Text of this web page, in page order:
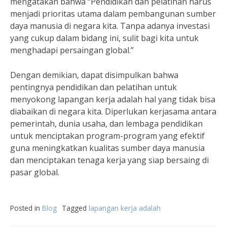
menjadi prioritas utama dalam pembangunan sumber
daya manusia di negara kita. Tanpa adanya investasi
yang cukup dalam bidang ini, sulit bagi kita untuk
menghadapi persaingan global.”
Dengan demikian, dapat disimpulkan bahwa
pentingnya pendidikan dan pelatihan untuk
menyokong lapangan kerja adalah hal yang tidak bisa
diabaikan di negara kita. Diperlukan kerjasama antara
pemerintah, dunia usaha, dan lembaga pendidikan
untuk menciptakan program-program yang efektif
guna meningkatkan kualitas sumber daya manusia
dan menciptakan tenaga kerja yang siap bersaing di
pasar global.
Posted in Blog Tagged lapangan kerja adalah